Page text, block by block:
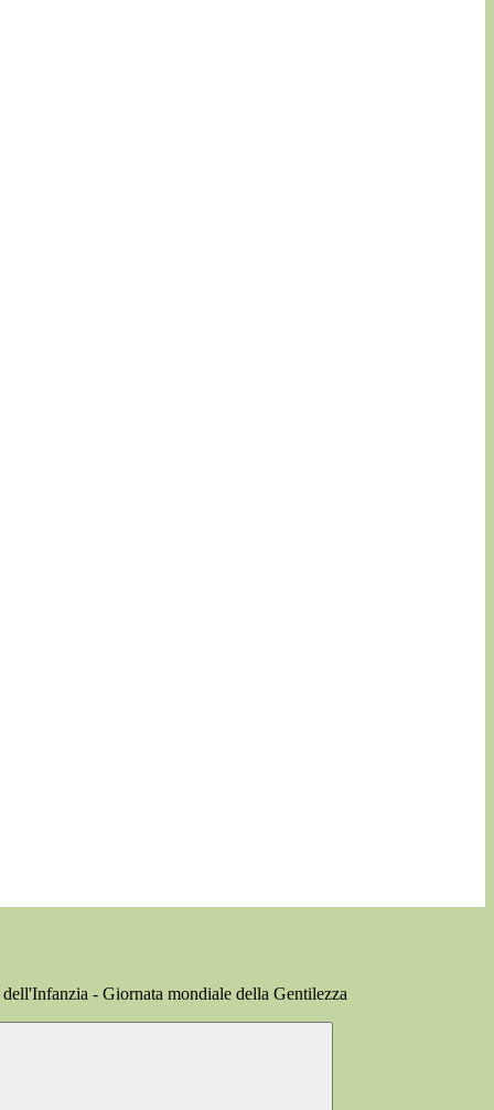
- Giornata mondiale della Gentilezza